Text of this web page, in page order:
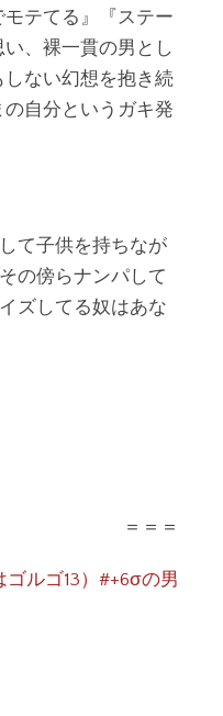
テてる』『ステー
、裸一貫の男とし
ない幻想を抱き続
自分というガキ発
て子供を持ちなが
の傍らナンパして
ズしてる奴はあな
＝＝＝
ルゴ13）#+6σの男